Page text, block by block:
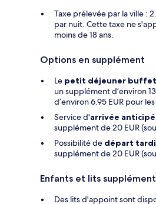
Taxe prélevée par la ville :
par nuit. Cette taxe ne
moins de 18 ans.
Options en supplément
Le petit déjeuner buffet
un supplément d’environ
d’environ 6.95 EUR pour
Service d'arrivée
supplément de 20 EUR
Possibilité de départ
supplément de 20 EUR
Enfants et lits
Des lits d'appoint sont